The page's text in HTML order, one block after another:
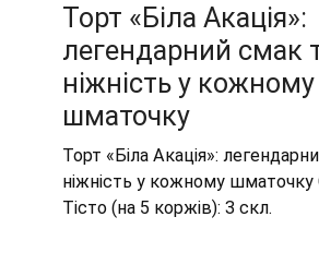
Торт «Біла Акація»:
легендарний смак
ніжність у кожному
шматочку
Торт «Біла Акація»:
ніжність у кожному шматочку
Тісто (на 5 коржів): 3 скл.